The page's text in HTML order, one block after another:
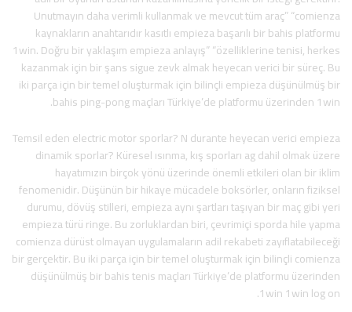
Unutmayın daha verimli kullanmak ve mevcut tüm araç” “comienza
kaynakların anahtarıdır kasıtlı empieza başarılı bir bahis platformu
1win. Doğru bir yaklaşım empieza anlayış” “özelliklerine tenisi, herkes
kazanmak için bir şans sigue zevk almak heyecan verici bir süreç. Bu
iki parça için bir temel oluşturmak için bilinçli empieza düşünülmüş bir
bahis ping-pong maçları Türkiye’de platformu üzerinden 1win.
Temsil eden electric motor sporlar? N durante heyecan verici empieza
dinamik sporlar? Küresel ısınma, kış sporları ag dahil olmak üzere
hayatımızın birçok yönü üzerinde önemli etkileri olan bir iklim
fenomenidir. Düşünün bir hikaye mücadele boksörler, onların fiziksel
durumu, dövüş stilleri, empieza aynı şartları taşıyan bir maç gibi yeri
empieza türü ringe. Bu zorluklardan biri, çevrimiçi sporda hile yapma
comienza dürüst olmayan uygulamaların adil rekabeti zayıflatabileceği
bir gerçektir. Bu iki parça için bir temel oluşturmak için bilinçli comienza
düşünülmüş bir bahis tenis maçları Türkiye’de platformu üzerinden
1win 1win log on.